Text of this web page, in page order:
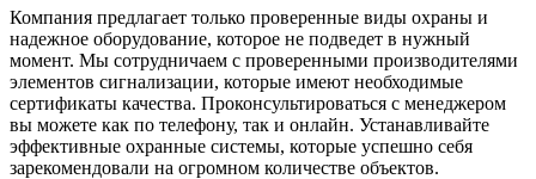
Компания предлагает только проверенные виды охраны и
надежное оборудование, которое не подведет в нужный
момент. Мы сотрудничаем с проверенными производителями
элементов сигнализации, которые имеют необходимые
сертификаты качества. Проконсультироваться с менеджером
вы можете как по телефону, так и онлайн. Устанавливайте
эффективные охранные системы, которые успешно себя
зарекомендовали на огромном количестве объектов.